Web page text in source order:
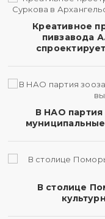
Креативное
пивзавода
В НАО партия
В столице